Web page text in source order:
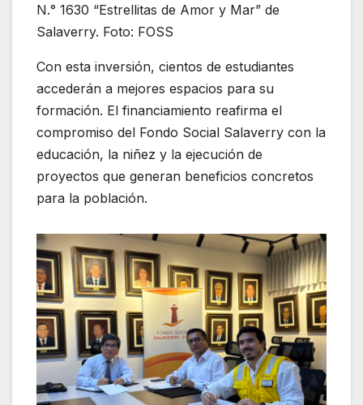
N.° 1630 “Estrellitas de Amor y Mar” de
Salaverry. Foto: FOSS
Con esta inversión, cientos de estudiantes
accederán a mejores espacios para su
formación. El financiamiento reafirma el
compromiso del Fondo Social Salaverry con la
educación, la niñez y la ejecución de
proyectos que generan beneficios concretos
para la población.